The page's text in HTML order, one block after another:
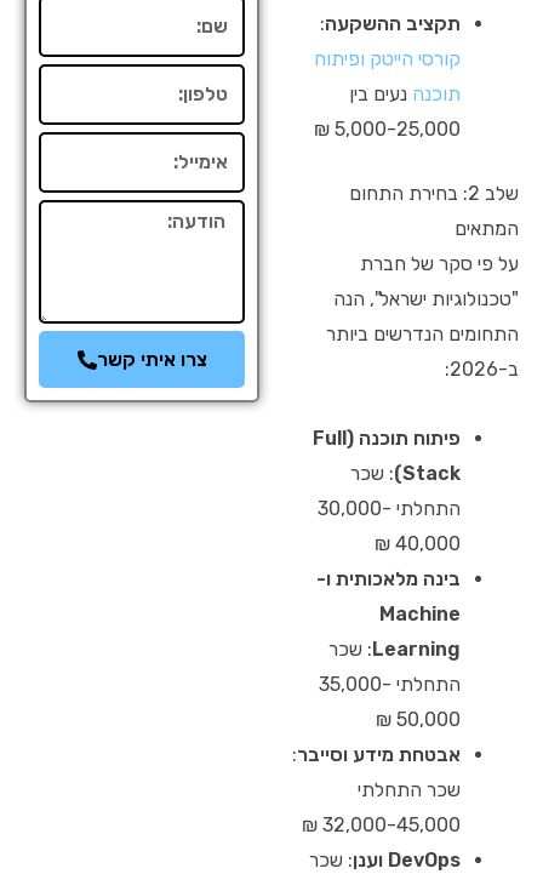
תקציב ההשקעה:
קורסי הייטק ופיתוח
תוכנה נעים בין
5,000-25,000 ₪
שלב 2: בחירת התחום
המתאים
על פי סקר של חברת
"טכנולוגיות ישראל", הנה
התחומים הנדרשים ביותר
ב-2026:
פיתוח תוכנה (Full
Stack) : שכר
התחלתי 30,000-
40,000 ₪
בינה מלאכותית ו-
Machine
Learning : שכר
התחלתי 35,000-
50,000 ₪
אבטחת מידע וסייבר:
שכר התחלתי
32,000-45,000 ₪
DevOps וענן
: שכר
הודעה
צרו איתי קשר